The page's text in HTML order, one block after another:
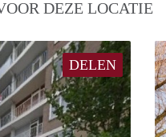
DEZE LOCATIE
DELEN